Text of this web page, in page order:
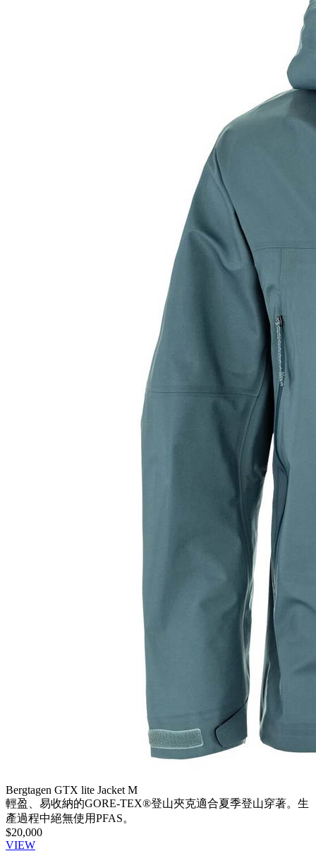
Bergtagen GTX lite Jacket M
輕盈、易收納的GORE-TEX®登山夾克適合夏季登山穿著。生
產過程中絕無使用PFAS。
$20,000
VIEW